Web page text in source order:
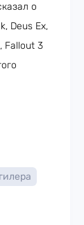
о
Deus Ex,
Fallout 3